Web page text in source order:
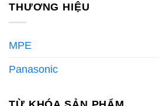
THƯƠNG HIỆU
MPE
Panasonic